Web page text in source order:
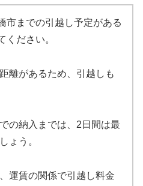
市までの引越し予定がある
ください。
離があるため、引越しも
の納入までは、2日間は最
ょう。
運賃の関係で引越し料金